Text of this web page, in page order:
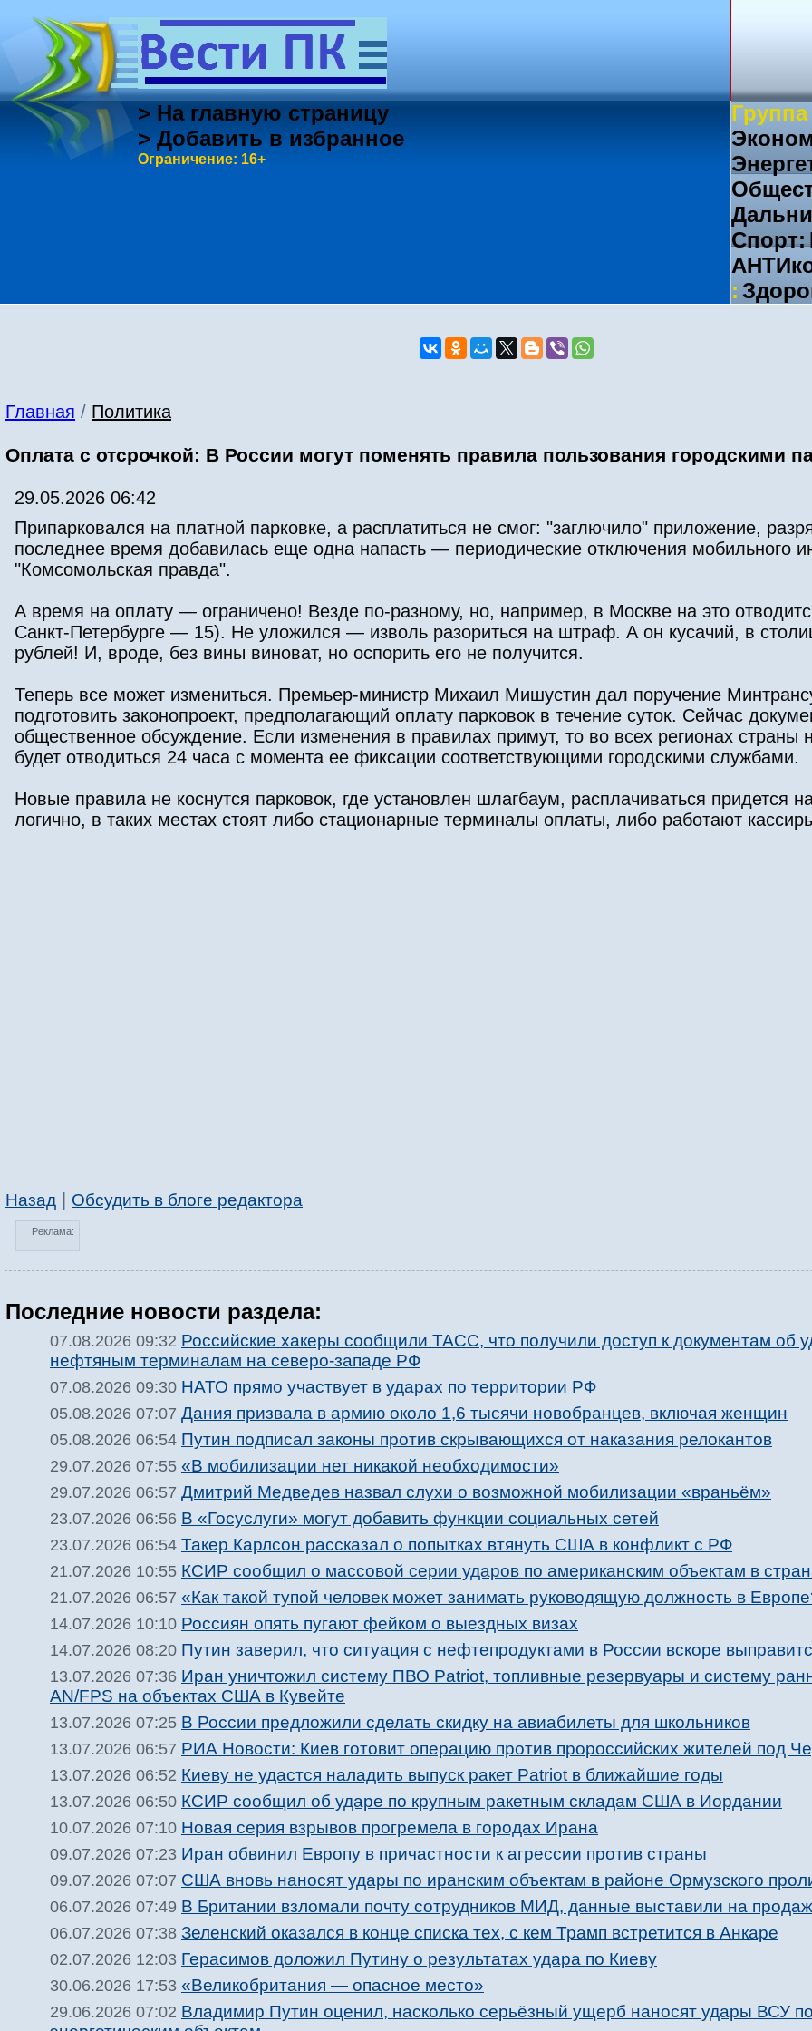
> На главную страницу
> Добавить в избранное
Ограничение: 16+
Спорт:
:
Главная / Политика
Оплата с отсрочкой: В России могут поменять правила пользования городскими
29.05.2026 06:42
Припарковался на платной парковке, а расплатиться не смог: "заглючило" приложение,
последнее время добавилась еще одна напасть — периодические отключения мобильного
"Комсомольская правда".
А время на оплату — ограничено! Везде по-разному, но, например, в Москве на это
Санкт-Петербурге — 15). Не уложился — изволь разориться на штраф. А он кусачий, в
рублей! И, вроде, без вины виноват, но оспорить его не получится.
Теперь все может измениться. Премьер-министр Михаил Мишустин дал поручение
подготовить законопроект, предполагающий оплату парковок в течение суток. Сейчас
общественное обсуждение. Если изменения в правилах примут, то во всех регионах страны
будет отводиться 24 часа с момента ее фиксации соответствующими городскими службами.
Новые правила не коснутся парковок, где установлен шлагбаум, расплачиваться придется
логично, в таких местах стоят либо стационарные терминалы оплаты, либо работают
Назад Обсудить в блоге редактора
Реклама:
Последние новости раздела:
07.08.2026 09:32 Российские хакеры сообщили ТАСС, что получили доступ к документам об
нефтяным терминалам на северо-западе РФ
07.08.2026 09:30 НАТО прямо участвует в ударах по территории РФ
05.08.2026 07:07 Дания призвала в армию около 1,6 тысячи новобранцев, включая женщин
05.08.2026 06:54 Путин подписал законы против скрывающихся от наказания релокантов
29.07.2026 07:55 «В мобилизации нет никакой необходимости»
29.07.2026 06:57 Дмитрий Медведев назвал слухи о возможной мобилизации «враньём»
23.07.2026 06:56 В «Госуслуги» могут добавить функции социальных сетей
23.07.2026 06:54 Такер Карлсон рассказал о попытках втянуть США в конфликт с РФ
21.07.2026 10:55 КСИР сообщил о массовой серии ударов по американским объектам в
21.07.2026 06:57 «Как такой тупой человек может занимать руководящую должность в
14.07.2026 10:10 Россиян опять пугают фейком о выездных визах
14.07.2026 08:20 Путин заверил, что ситуация с нефтепродуктами в России вскоре
13.07.2026 07:36 Иран уничтожил систему ПВО Patriot, топливные резервуары и систему
AN/FPS на объектах США в Кувейте
13.07.2026 07:25 В России предложили сделать скидку на авиабилеты для школьников
13.07.2026 06:57 РИА Новости: Киев готовит операцию против пророссийских жителей под
13.07.2026 06:52 Киеву не удастся наладить выпуск ракет Patriot в ближайшие годы
13.07.2026 06:50 КСИР сообщил об ударе по крупным ракетным складам США в Иордании
10.07.2026 07:10 Новая серия взрывов прогремела в городах Ирана
09.07.2026 07:23 Иран обвинил Европу в причастности к агрессии против страны
09.07.2026 07:07 США вновь наносят удары по иранским объектам в районе Ормузского
06.07.2026 07:49 В Британии взломали почту сотрудников МИД, данные выставили на
06.07.2026 07:38 Зеленский оказался в конце списка тех, с кем Трамп встретится в Анкаре
02.07.2026 12:03 Герасимов доложил Путину о результатах удара по Киеву
30.06.2026 17:53 «Великобритания — опасное место»
29.06.2026 07:02 Владимир Путин оценил, насколько серьёзный ущерб наносят удары ВСУ